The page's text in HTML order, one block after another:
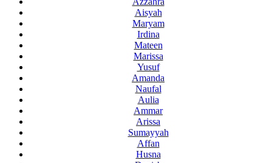
Aisyah
Maryam
Irdina
Mateen
Marissa
Yusuf
Amanda
Naufal
Aulia
Ammar
Arissa
Sumayyah
Affan
Husna